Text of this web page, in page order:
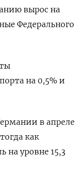
‌вырос на
Федерального
на ​0,5% ​и
в апреле
⁠как
на ‌уровне 15,3